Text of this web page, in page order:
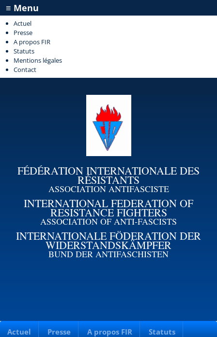
≡ Menu
Actuel
Presse
A propos FIR
Statuts
Mentions légales
Contact
FÉDÉRATION INTERNATIONALE DES
RÉSISTANTS
ASSOCIATION ANTIFASCISTE
INTERNATIONAL FEDERATION OF
RESISTANCE FIGHTERS
ASSOCIATION OF ANTI-FASCISTS
INTERNATIONALE FÖDERATION DER
WIDERSTANDSKÄMPFER
BUND DER ANTIFASCHISTEN
Actuel Presse A propos FIR Statuts